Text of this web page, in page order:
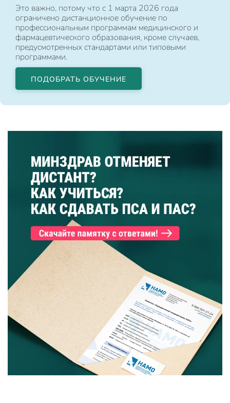
Это важно, потому что с 1 марта 2026 года
ограничено дистанционное обучение по
профессиональным программам медицинского и
фармацевтического образования, кроме случаев,
предусмотренных стандартами или типовыми
программами.
ПОДОБРАТЬ ОБУЧЕНИЕ